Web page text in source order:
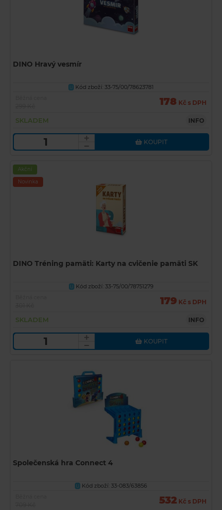
DINO Hravý vesmír
U
Kód zboží: 33-75/00/78623781
178 Kč s DPH
SKLADEM INFO
KOUPIT
Akční
Novinka
DINO Tréning pamäti: Karty na cvičenie pamäti SK
U Kód zboží: 33-75/00/78751279
179 Kč s DPH
SKLADEM INFO
KOUPIT
Společenská hra Connect 4
U
Kód zboží: 33-083/63856
532 Kč s DPH